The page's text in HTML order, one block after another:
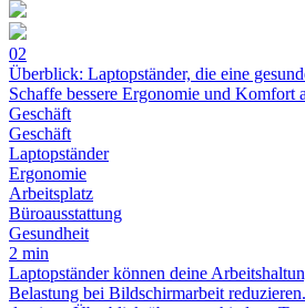
02
Überblick: Laptopständer, die eine
Schaffe bessere Ergonomie und Komfort
Geschäft
Geschäft
Laptopständer
Ergonomie
Arbeitsplatz
Büroausstattung
Gesundheit
2 min
Laptopständer können deine
Belastung bei Bildschirmarbeit